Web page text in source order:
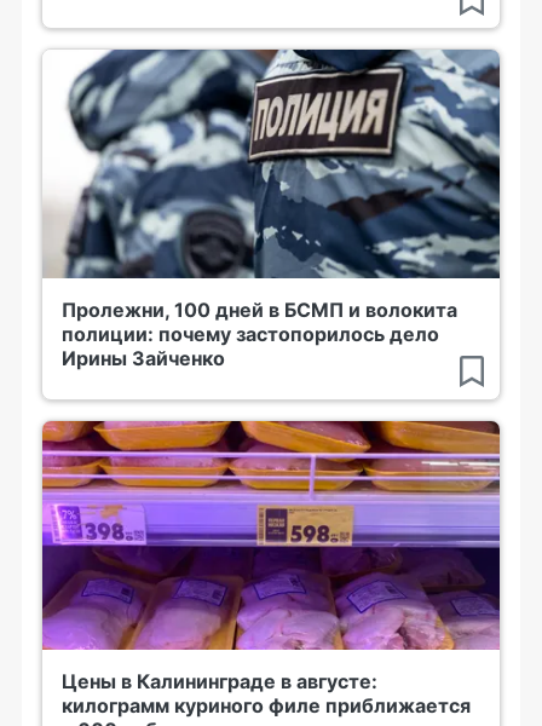
Пролежни, 100 дней в БСМП и волокита
полиции: почему застопорилось дело
Ирины Зайченко
Цены в Калининграде в августе:
килограмм куриного филе приближается